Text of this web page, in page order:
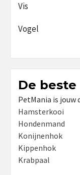
Vis
Vogel
De
PetMania is jouw
Hamsterkooi
Hondenmand
Konijnenhok
Kippenhok
Krabpaal